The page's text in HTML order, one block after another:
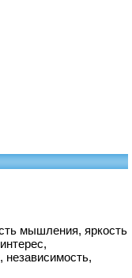
мышления, яркость
независимость,